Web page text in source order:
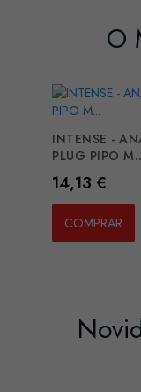
O
INTENSE -
PLUG PIPO
Preço
14,13 €
COMPRAR